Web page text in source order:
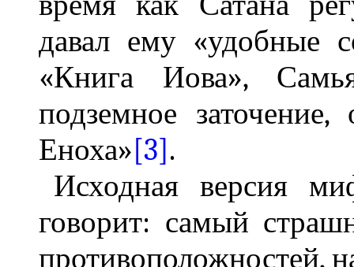
давал ему «удобные
«Книга Иова»,
подземное
Еноха»[3].
Исходная версия
говорит: самый
противоположностей,